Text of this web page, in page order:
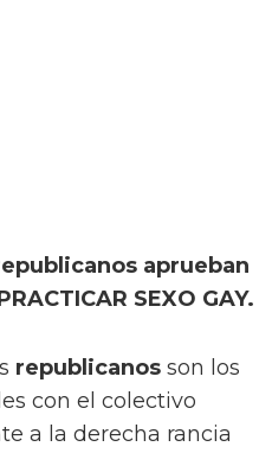
aprueban
SEXO GAY.
republicanos son los
con el colectivo
a la derecha rancia